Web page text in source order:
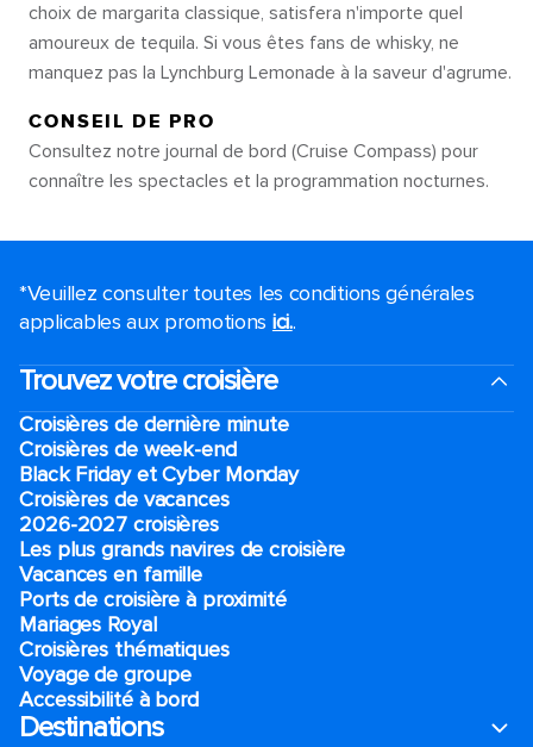
choix de margarita classique, satisfera n'importe quel
amoureux de tequila. Si vous êtes fans de whisky, ne
manquez pas la Lynchburg Lemonade à la saveur d'agrume.
CONSEIL DE PRO
Consultez notre journal de bord (Cruise Compass) pour
connaître les spectacles et la programmation nocturnes.
*Veuillez consulter toutes les conditions générales
applicables aux promotions ici..
Trouvez votre croisière
Croisières de dernière minute
Croisières de week-end
Black Friday et Cyber Monday
Croisières de vacances
2026-2027 croisières
Les plus grands navires de croisière
Vacances en famille
Ports de croisière à proximité
Mariages Royal
Croisières thématiques
Voyage de groupe​
Accessibilité à bord​
Destinations